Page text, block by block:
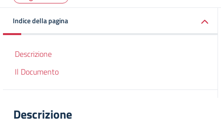
Indice della pagina
Descrizione
Il Documento
Descrizione